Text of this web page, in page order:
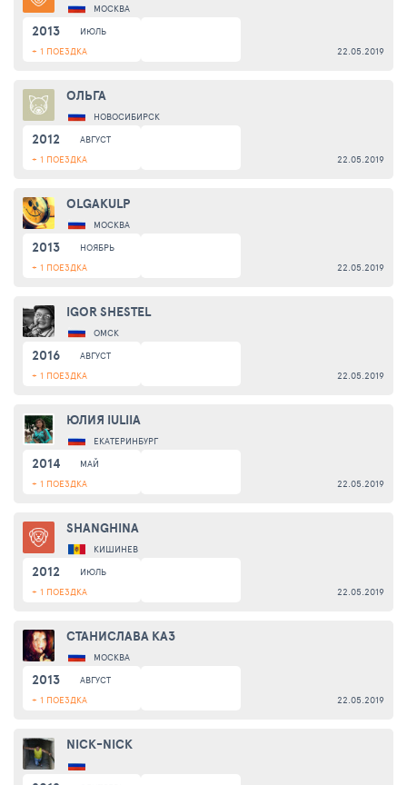
МОСКВА
2013
ИЮЛЬ
+ 1 ПОЕЗДКА
22.05.2019
ОЛЬГА
НОВОСИБИРСК
2012
АВГУСТ
+ 1 ПОЕЗДКА
22.05.2019
OLGAKULP
МОСКВА
2013
НОЯБРЬ
+ 1 ПОЕЗДКА
22.05.2019
IGOR SHESTEL
ОМСК
2016
АВГУСТ
+ 1 ПОЕЗДКА
22.05.2019
ЮЛИЯ IULIIA
ЕКАТЕРИНБУРГ
2014
МАЙ
+ 1 ПОЕЗДКА
22.05.2019
SHANGHINA
КИШИНЕВ
2012
ИЮЛЬ
+ 1 ПОЕЗДКА
22.05.2019
СТАНИСЛАВА КАЗ
МОСКВА
2013
АВГУСТ
+ 1 ПОЕЗДКА
22.05.2019
NICK-NICK